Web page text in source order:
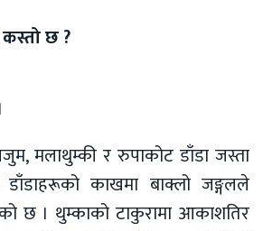
छ ?
मलाथुम्की र रुपाकोट डाँडा जस्ता
डाँडाहरूको काखमा बाक्लो जङ्गलले
छ । थुम्काको टाकुरामा आकाशतिर